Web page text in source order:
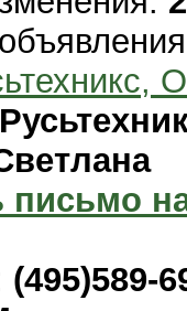
письмо
(495)589-